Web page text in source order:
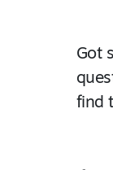
Got
find